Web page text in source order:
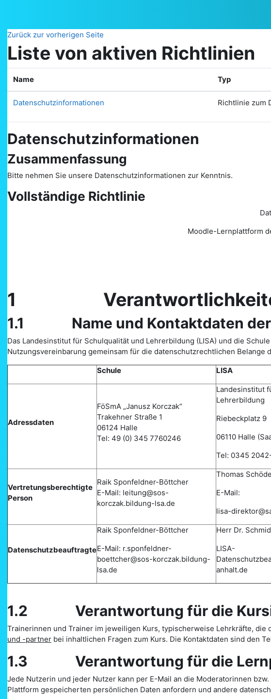
Zurück zur vorherigen Seite
Liste von aktiven Richtlinien
Name Typ
Datenschutzinformationen Richtlinie zum
Datenschutzinformationen
Zusammenfassung
Bitte nehmen Sie unsere Datenschutzinformationen zur Kenntnis.
Vollständige Richtlinie
Moodle-Lernplattform
1
1.1 Name und Kontaktdaten der
Das Landesinstitut für Schulqualität und Lehrerbildung (LISA) und die
Nutzungsvereinbarung gemeinsam für die datenschutzrechtlichen Belange
Schule LISA
Adressdaten
FöSmA „Janusz Korczak“
Trakehner Straße 1
06124 Halle
Tel: 49 (0) 345 7760246
Landesinstitut
Lehrerbildung
Riebeckplatz 9
06110 Halle
Tel: 0345
Vertretungsberechtigte
Person
Raik Sponfeldner-Böttcher
E-Mail: leitung@sos-
korczak.bildung-lsa.de
Thomas
E-Mail:
lisa-
Datenschutzbeauftragte
Raik Sponfeldner-Böttcher
E-Mail: r.sponfeldner-
boettcher@sos-korczak.bildung-
lsa.de
Herr Dr.
LISA-
anhalt.de
1.2 Verantwortung für die
Trainerinnen und Trainer im jeweiligen Kurs, typischerweise Lehrkräfte,
und -partner bei inhaltlichen Fragen zum Kurs. Die Kontaktdaten sind den
1.3 Verantwortung für die
Jede Nutzerin und jeder Nutzer kann per E-Mail an die Moderatorinnen
Plattform gespeicherten persönlichen Daten anfordern und andere